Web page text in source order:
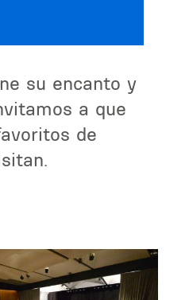
su encanto y
a que
de